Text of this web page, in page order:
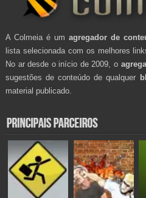
A Colmeia é um agregador de
lista selecionada com os melhores
No ar desde o início de 2009, o
sugestões de conteúdo de qualquer
material publicado.